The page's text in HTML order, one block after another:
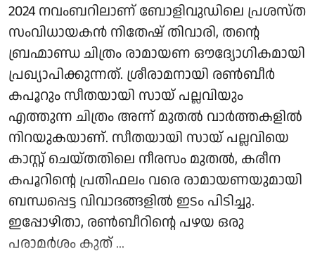
2024 നവംബറിലാണ് ബോളിവുഡിലെ പ്രശസ്ത
സംവിധായകൻ നിതേഷ് തിവാരി, തന്റെ
ബ്രഹ്മാണ്ഡ ചിത്രം രാമായണ ഔദ്യോഗികമായി
പ്രഖ്യാപിക്കുന്നത്. ശ്രീരാമനായി രൺബീർ
കപൂറും സീതയായി സായ് പല്ലവിയും
എത്തുന്ന ചിത്രം അന്ന് മുതൽ വാർത്തകളിൽ
നിറയുകയാണ്. സീതയായി സായ് പല്ലവിയെ
കാസ്റ്റ് ചെയ്തതിലെ നീരസം മുതൽ, കരീന
കപൂറിന്റെ പ്രതിഫലം വരെ രാമായണയുമായി
ബന്ധപ്പെട്ട വിവാദങ്ങളിൽ ഇടം പിടിച്ചു.
ഇപ്പോഴിതാ, രൺബീറിന്റെ പഴയ ഒരു
പരാമർശം കുത് ...